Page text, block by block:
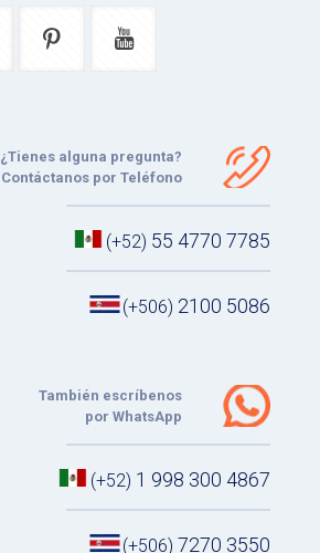
¿Tienes alguna pregunta?
Contáctanos por Teléfono
(+52) 55 4770 7785
(+506) 2100 5086
También escríbenos
por WhatsApp
(+52) 1 998 300 4867
(+506) 7270 3550